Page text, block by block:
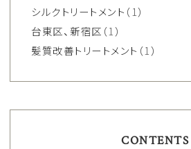
シルクトリートメント （1）
台東区、新宿区 （1）
髪質改善トリートメント （1）
CONTENTS